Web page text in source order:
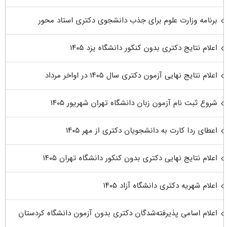
برنامه وزارت علوم برای جذب دانشجوی دکتری استاد محور
اعلام نتایج دکتری بدون کنکور دانشگاه یزد ۱۴۰۵
اعلام نتایج نهایی آزمون دکتری سال ۱۴۰۵ در اواخر مرداد
شروع ثبت نام آزمون زبان دانشگاه تهران شهریور ۱۴۰۵
اعطای ردا کارت به دانشجویان دکتری از مهر ۱۴۰۵
اعلام نتایج نهایی دکتری بدون کنکور دانشگاه تهران ۱۴۰۵
اعلام شهریه دکتری دانشگاه آزاد ۱۴۰۵
اعلام اسامی پذیرفته‌شدگان دکتری بدون آزمون دانشگاه کردستان